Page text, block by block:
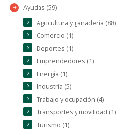
Ayudas (59)
Agricultura y ganadería (88)
Comercio (1)
Deportes (1)
Emprendedores (1)
Energía (1)
Industria (5)
Trabajo y ocupación (4)
Transportes y movilidad (1)
Turismo (1)